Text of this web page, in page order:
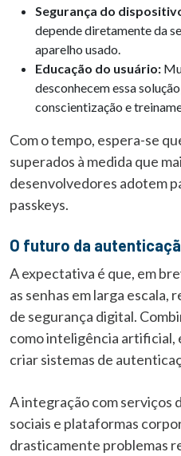
Segurança do
depende diretamente da
aparelho usado.
Educação do usuário:
desconhecem essa
conscientização e
Com o tempo, espera-se
superados à medida que
desenvolvedores adotem
passkeys.
O futuro da
A expectativa é que, em
as senhas em larga
de segurança digital.
como inteligência artificial,
criar sistemas de
A integração com serviços
sociais e plataformas
drasticamente problemas